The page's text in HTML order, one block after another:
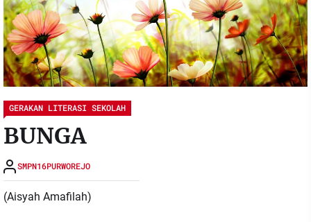
GERAKAN LITERASI SEKOLAH
BUNGA
SMPN16PURWOREJO
(Aisyah Amafilah)